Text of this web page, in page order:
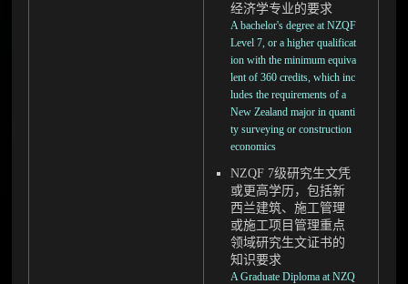
经济学专业的要求
A bachelor's degree at NZQF
Level 7, or a higher qualificat
ion with the minimum equiva
lent of 360 credits, which inc
ludes the requirements of a
New Zealand major in quanti
ty surveying or construction
economics
NZQF 7级研究生文凭
或更高学历，包括新
西兰建筑、施工管理
或施工项目管理重点
领域研究生文证书的
知识要求
A Graduate Diploma at NZQ